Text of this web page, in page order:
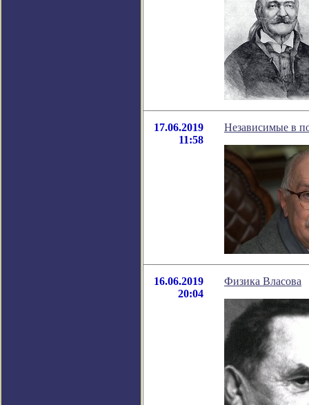
17.06.2019
11:58
Независимые в
16.06.2019
20:04
Физика Власова